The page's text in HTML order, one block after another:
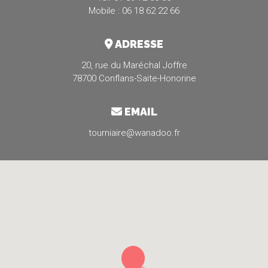
Mobile : 06 18 62 22 66
ADRESSE
20, rue du Maréchal Joffre
78700 Conflans-Saite-Honorine
EMAIL
tourniaire@wanadoo.fr